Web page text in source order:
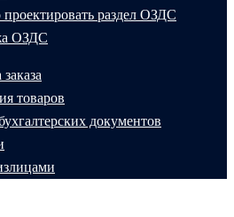
раздел ОЗДС
ОЗДС
товаров
документов